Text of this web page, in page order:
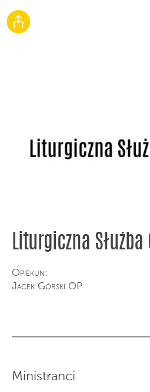
Liturgiczna Służba
Opiekun:
Jacek Górski OP
Ministranci